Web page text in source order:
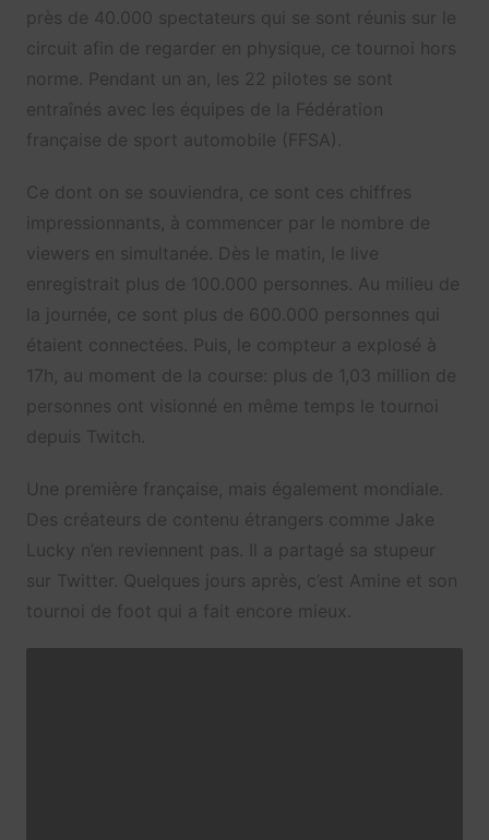
près de 40.000 spectateurs qui se sont réunis sur le
circuit afin de regarder en physique, ce tournoi hors
norme. Pendant un an, les 22 pilotes se sont
entraînés avec les équipes de la Fédération
française de sport automobile (FFSA).
Ce dont on se souviendra, ce sont ces chiffres
impressionnants, à commencer par le nombre de
viewers en simultanée. Dès le matin, le live
enregistrait plus de 100.000 personnes. Au milieu de
la journée, ce sont plus de 600.000 personnes qui
étaient connectées. Puis, le compteur a explosé à
17h, au moment de la course: plus de 1,03 million de
personnes ont visionné en même temps le tournoi
depuis Twitch.
Une première française, mais également mondiale.
Des créateurs de contenu étrangers comme Jake
Lucky n’en reviennent pas. Il a partagé sa stupeur
sur Twitter. Quelques jours après, c’est Amine et son
tournoi de foot qui a fait encore mieux.